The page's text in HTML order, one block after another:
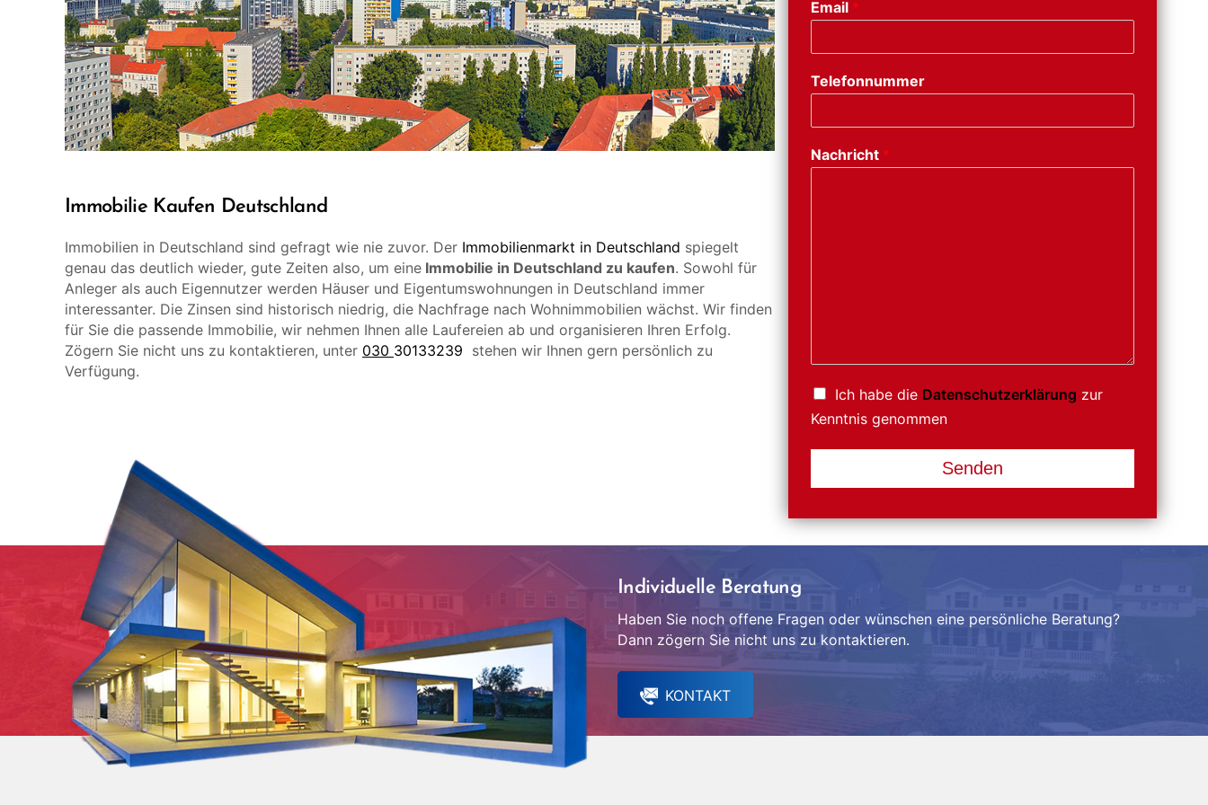
Immobilie Kaufen Deutschland
Immobilien in Deutschland sind gefragt wie nie zuvor. Der Immobilienmarkt in Deutschland spiegelt
genau das deutlich wieder, gute Zeiten also, um eine Immobilie in Deutschland zu kaufen. Sowohl für
Anleger als auch Eigennutzer werden Häuser und Eigentumswohnungen in Deutschland immer
interessanter. Die Zinsen sind historisch niedrig, die Nachfrage nach Wohnimmobilien wächst. Wir finden
für Sie die passende Immobilie, wir nehmen Ihnen alle Laufereien ab und organisieren Ihren Erfolg.
Zögern Sie nicht uns zu kontaktieren, unter 030 30133239 stehen wir Ihnen gern persönlich zu
Verfügung.
Email *
Telefonnummer
Nachricht *
Ich habe die Datenschutzerklärung zur
Kenntnis genommen
Senden
Individuelle Beratung
Haben Sie noch offene Fragen oder wünschen eine persönliche Beratung?
Dann zögern Sie nicht uns zu kontaktieren.
KONTAKT